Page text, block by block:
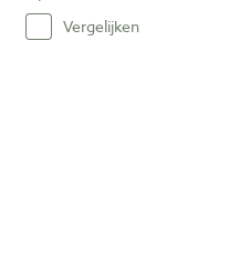
Vergelijken